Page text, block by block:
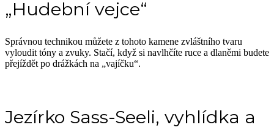
„Hudební vejce“
Správnou technikou můžete z tohoto kamene zvláštního tvaru
vyloudit tóny a zvuky. Stačí, když si navlhčíte ruce a dlaněmi budete
přejíždět po drážkách na „vajíčku“.
Jezírko Sass-Seeli, vyhlídka a